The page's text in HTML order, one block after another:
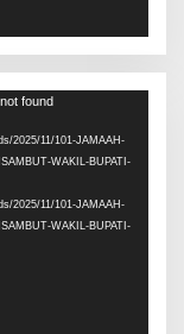
found
2025/11/101-JAMAAH-
WAKIL-BUPATI-
2025/11/101-JAMAAH-
WAKIL-BUPATI-